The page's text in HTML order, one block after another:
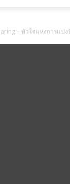
– หัวใจแห่งการแบ่